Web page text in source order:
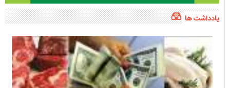
یادداشت ها